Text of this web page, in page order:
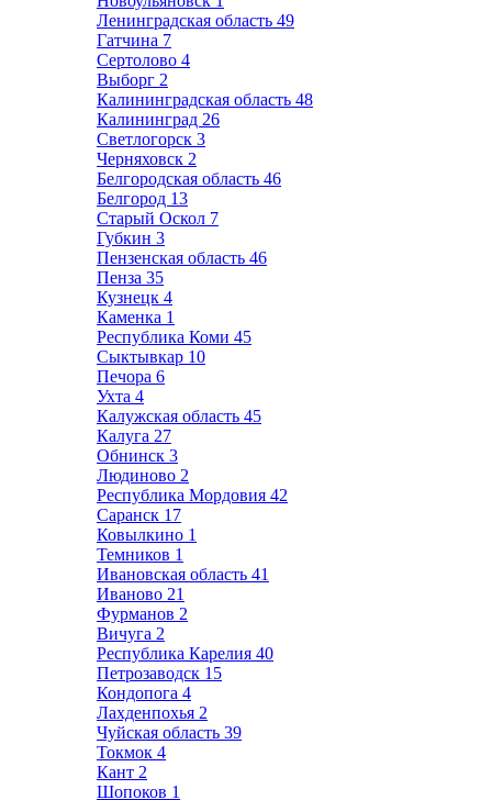
Ленинградская область 49
Гатчина 7
Сертолово 4
Выборг 2
Калининградская область 48
Калининград 26
Светлогорск 3
Черняховск 2
Белгородская область 46
Белгород 13
Старый Оскол 7
Губкин 3
Пензенская область 46
Пенза 35
Кузнецк 4
Каменка 1
Республика Коми 45
Сыктывкар 10
Печора 6
Ухта 4
Калужская область 45
Калуга 27
Обнинск 3
Людиново 2
Республика Мордовия 42
Саранск 17
Ковылкино 1
Темников 1
Ивановская область 41
Иваново 21
Фурманов 2
Вичуга 2
Республика Карелия 40
Петрозаводск 15
Кондопога 4
Лахденпохья 2
Чуйская область 39
Токмок 4
Кант 2
Шопоков 1